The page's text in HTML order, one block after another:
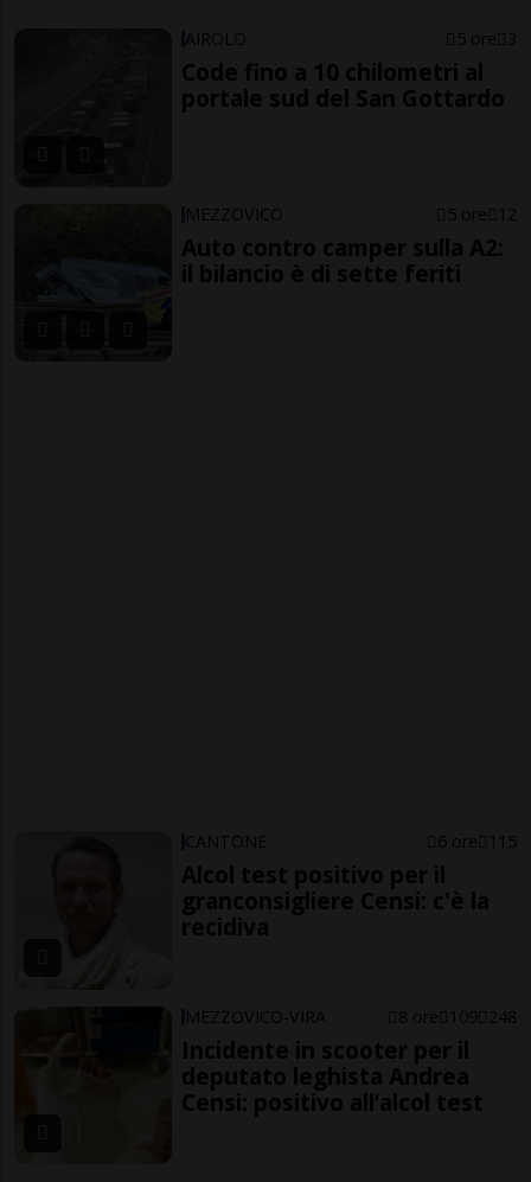
AIROLO 5 ore 3
Code fino a 10 chilometri al
portale sud del San Gottardo
MEZZOVICO 5 ore 12
Auto contro camper sulla A2:
il bilancio è di sette feriti
CANTONE 6 ore 115
Alcol test positivo per il
granconsigliere Censi: c'è la
recidiva
MEZZOVICO-VIRA 8 ore 109 248
Incidente in scooter per il
deputato leghista Andrea
Censi: positivo all’alcol test